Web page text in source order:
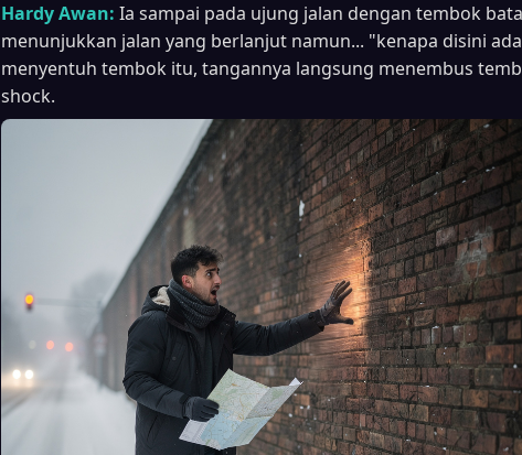
Hardy Awan: Ia sampai pada ujung jalan dengan tembok
menunjukkan jalan yang berlanjut namun... "kenapa disini
menyentuh tembok itu, tangannya langsung menembus
shock.